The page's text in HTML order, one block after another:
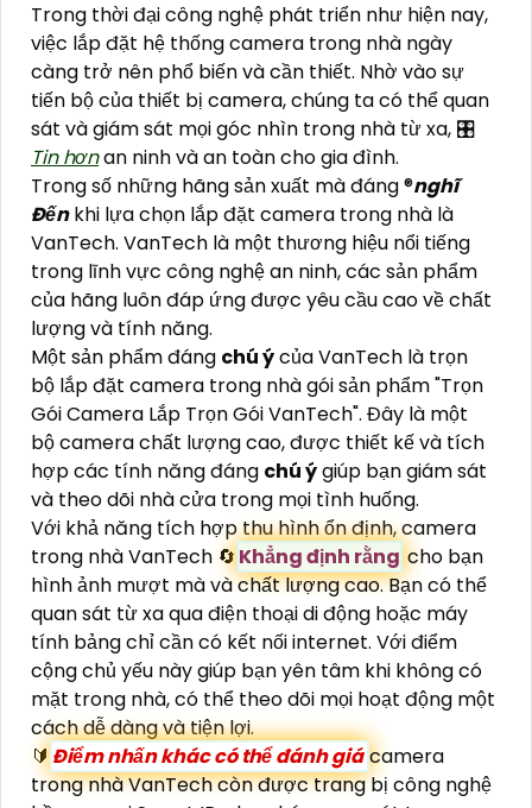
Trong thời đại công nghệ phát triển như hiện nay,
việc lắp đặt hệ thống camera trong nhà ngày
càng trở nên phổ biến và cần thiết. Nhờ vào sự
tiến bộ của thiết bị camera, chúng ta có thể quan
sát và giám sát mọi góc nhìn trong nhà từ xa, 🎛
Tin hơnan ninh và an toàn cho gia đình.
Trong số những hãng sản xuất mà đáng ®️nghĩ
Đếnkhi lựa chọn lắp đặt camera trong nhà là
VanTech. VanTech là một thương hiệu nổi tiếng
trong lĩnh vực công nghệ an ninh, các sản phẩm
của hãng luôn đáp ứng được yêu cầu cao về chất
lượng và tính năng.
Một sản phẩm đáng chú ýcủa VanTech là trọn
bộ lắp đặt camera trong nhà gói sản phẩm "Trọn
Gói Camera Lắp Trọn Gói VanTech". Đây là một
bộ camera chất lượng cao, được thiết kế và tích
hợp các tính năng đáng chú ýgiúp bạn giám sát
và theo dõi nhà cửa trong mọi tình huống.
Với khả năng tích hợp thu hình ổn định, camera
trong nhà VanTech 🔄 Khẳng định rằng cho bạn
hình ảnh mượt mà và chất lượng cao. Bạn có thể
quan sát từ xa qua điện thoại di động hoặc máy
tính bảng chỉ cần có kết nối internet. Với điểm
cộng chủ yếu này giúp bạn yên tâm khi không có
mặt trong nhà, có thể theo dõi mọi hoạt động một
cách dễ dàng và tiện lợi.
🔰 Điểm nhấn khác có thể đánh giácamera
trong nhà VanTech còn được trang bị công nghệ